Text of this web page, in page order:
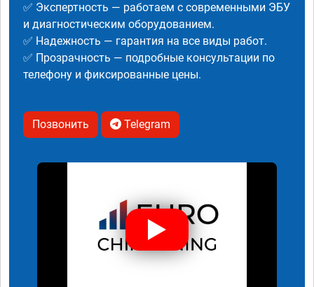
✅ Экспертность — работаем с современными ЭБУ
и диагностическим оборудованием.
✅ Надежность — гарантия на все виды работ.
✅ Прозрачность — подробные консультации по
телефону и фиксированные цены.
Позвонить Telegram